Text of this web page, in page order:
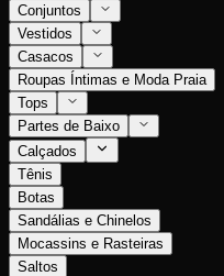
Conjuntos
Vestidos
Casacos
Roupas Íntimas e Moda Praia
Tops
Partes de Baixo
Calçados
Tênis
Botas
Sandálias e Chinelos
Mocassins e Rasteiras
Saltos